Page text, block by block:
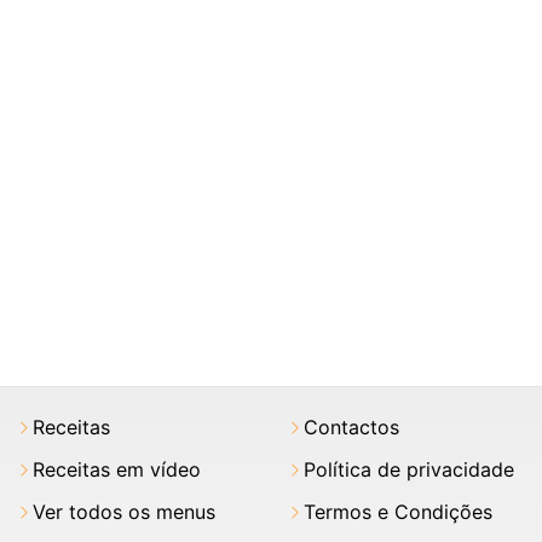
Receitas
Receitas em vídeo
Ver todos os menus
Contactos
Política de privacidade
Termos e Condições